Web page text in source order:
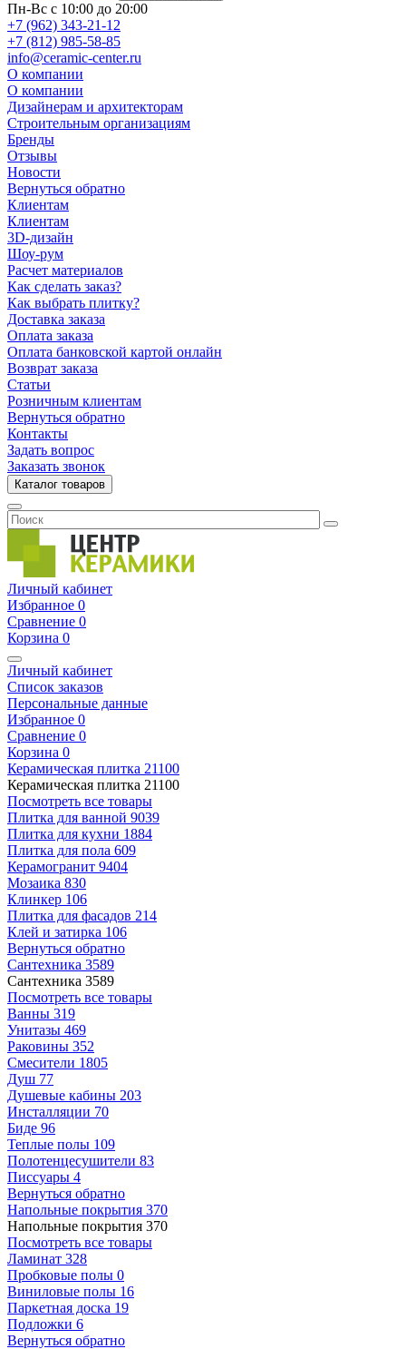
Пн-Вс с 10:00 до 20:00
+7 (962) 343-21-12
+7 (812) 985-58-85
info@ceramic-center.ru
О компании
О компании
Дизайнерам и архитекторам
Строительным организациям
Бренды
Отзывы
Новости
Вернуться обратно
Клиентам
Клиентам
3D-дизайн
Шоу-рум
Расчет материалов
Как сделать заказ?
Как выбрать плитку?
Доставка заказа
Оплата заказа
Оплата банковской картой онлайн
Возврат заказа
Статьи
Розничным клиентам
Вернуться обратно
Контакты
Задать вопрос
Заказать звонок
Каталог товаров
Личный кабинет
Избранное 0
Сравнение 0
Корзина 0
Личный кабинет
Список заказов
Персональные данные
Избранное 0
Сравнение 0
Корзина 0
Керамическая плитка 21100
Керамическая плитка 21100
Посмотреть все товары
Плитка для ванной 9039
Плитка для кухни 1884
Плитка для пола 609
Керамогранит 9404
Мозаика 830
Клинкер 106
Плитка для фасадов 214
Клей и затирка 106
Вернуться обратно
Сантехника 3589
Сантехника 3589
Посмотреть все товары
Ванны 319
Унитазы 469
Раковины 352
Смесители 1805
Душ 77
Душевые кабины 203
Инсталляции 70
Биде 96
Теплые полы 109
Полотенцесушители 83
Писсуары 4
Вернуться обратно
Напольные покрытия 370
Напольные покрытия 370
Посмотреть все товары
Ламинат 328
Пробковые полы 0
Виниловые полы 16
Паркетная доска 19
Подложки 6
Вернуться обратно